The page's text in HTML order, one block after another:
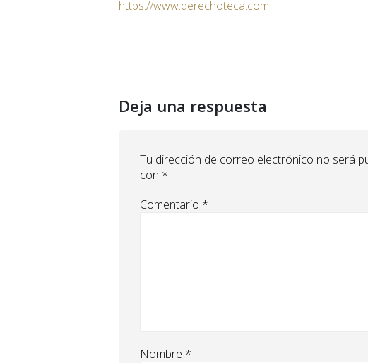
https://www.derechoteca.com
Deja una respuesta
Tu dirección de correo electrónico no será
con *
Comentario *
Nombre *